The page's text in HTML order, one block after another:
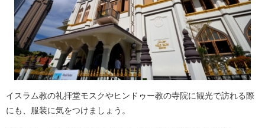
イスラム教の礼拝堂モスクやヒンドゥー教の寺院に観光で訪れる際
にも、服装に気をつけましょう。